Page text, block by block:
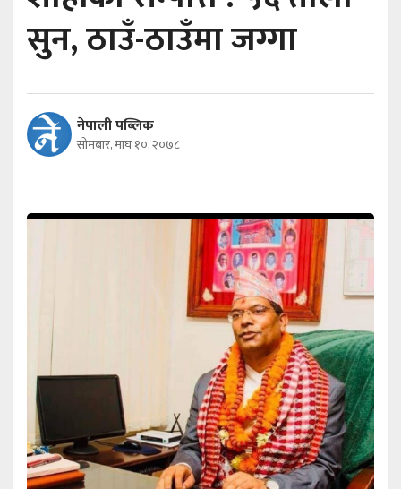
सुन, ठाउँ-ठाउँमा जग्गा
नेपाली पब्लिक
सोमबार, माघ १०, २०७८